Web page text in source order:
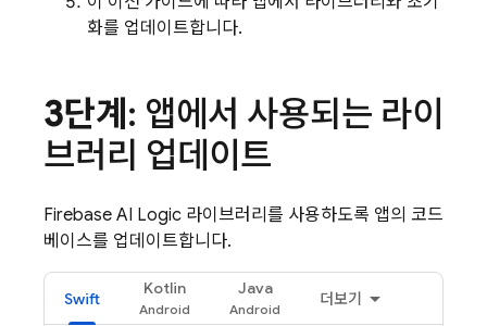
화를 업데이트합니다.
3단계 : 앱에서 사용되는 라이
브러리 업데이트
Firebase AI Logic 라이브러리를 사용하도록 앱의 코드
베이스를 업데이트합니다.
Swift
Kotlin Java
더보기